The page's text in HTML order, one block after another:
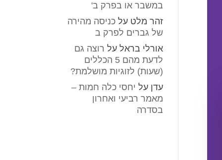
במשבר או בפרק ב'
זהר מלט עלכניסה מהירה
של גברים לפרק ב
אורלי בראל על רוצה גם
לדעת מהם 5 הכללים
(שעות) לזוגיות מושלמת?
עדן על יחסי כלה חמות –
מאמר רביעי ואחרון
בסדרה